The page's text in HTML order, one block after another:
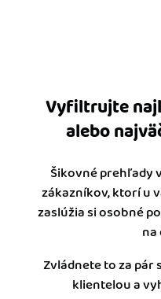
Vyfiltrujte
alebo
Šikovné prehľady
zákazníkov, ktorí u
zaslúžia si osobné
na
Zvládnete to za pár
klientelou a